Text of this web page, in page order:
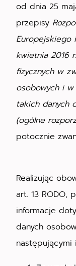
od dnia 25
przepisy
Europejskiego
kwietnia 2016
fizycznych w
osobowych i
takich danych
(ogólne
potocznie
Realizując
art. 13 RODO,
informacje
danych
następującymi